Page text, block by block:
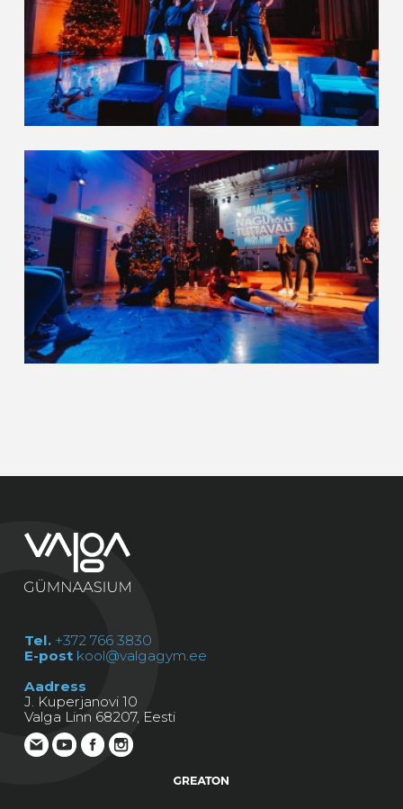
Tel. +372 766 3830
E-post kool@valgagym.ee
Aadress
J. Kuperjanovi 10
Valga Linn 68207, Eesti